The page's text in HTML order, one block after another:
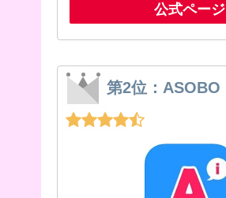
公式ページ
第2位：ASOBO